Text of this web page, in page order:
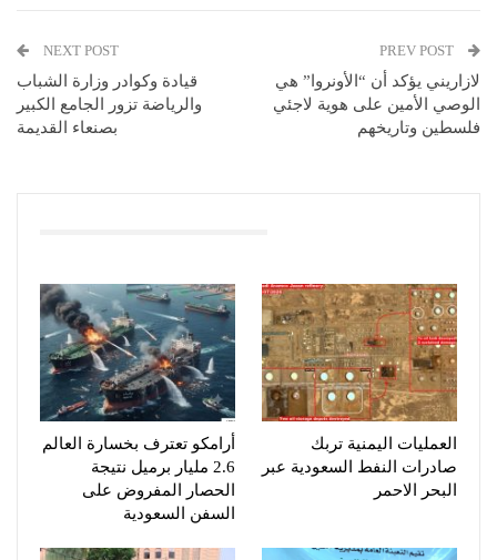
لازاريني يؤكد أن “الأونروا” هي
الوصي الأمين على هوية لاجئي
فلسطين وتاريخهم
NEXT POST
قيادة وكوادر وزارة الشباب
والرياضة تزور الجامع الكبير
بصنعاء القديمة
العمليات اليمنية تربك
صادرات النفط السعودية عبر
البحر الاحمر
أرامكو تعترف بخسارة العالم
2.6 مليار برميل نتيجة
الحصار المفروض على
السفن السعودية